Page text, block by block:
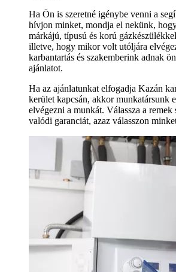
Ha Ön is szeretné igénybe venni a
hívjon minket, mondja el nekünk,
márkájú, típusú és korú
illetve, hogy mikor volt utóljára
karbantartás és szakemberink adnak
ajánlatot.
Ha az ajánlatunkat elfogadja Kazán
kerület kapcsán, akkor munkatársunk
elvégezni a munkát. Válassza a remek
valódi garanciát, azaz válasszon